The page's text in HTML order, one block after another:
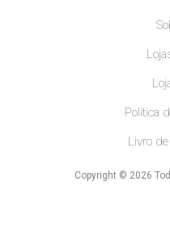
Política
Livro
Copyright © 2026